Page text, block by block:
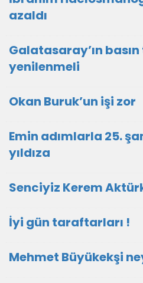
azaldı
Galatasaray’ın
yenilenmeli
Okan Buruk’un işi zor
Emin adımlarla 25.
yıldıza
Senciyiz Kerem
İyi gün taraftarları !
Mehmet Büyükekşi